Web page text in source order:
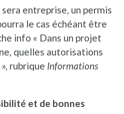
entreprise, un permis
le cas échéant être
info « Dans un projet
quelles autorisations
rubrique Informations
et de bonnes